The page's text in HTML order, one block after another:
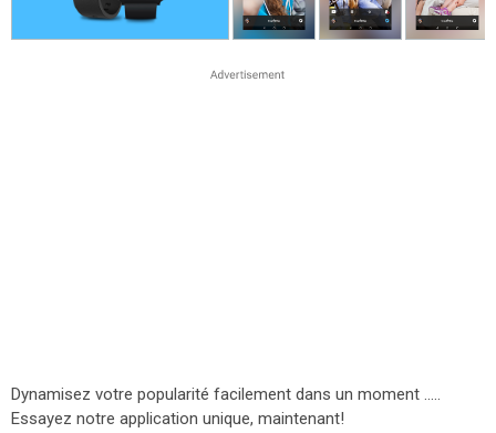
Dynamisez votre popularité facilement dans un moment .....
Essayez notre application unique, maintenant!